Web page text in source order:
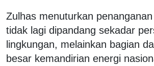
Zulhas menuturkan
tidak lagi dipandang sekadar
lingkungan, melainkan bagian
besar kemandirian energi